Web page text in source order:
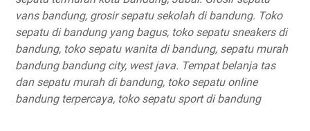
vans bandung, grosir sepatu sekolah di bandung. Toko
sepatu di bandung yang bagus, toko sepatu sneakers di
bandung, toko sepatu wanita di bandung, sepatu murah
bandung bandung city, west java. Tempat belanja tas
dan sepatu murah di bandung, toko sepatu online
bandung terpercaya, toko sepatu sport di bandung